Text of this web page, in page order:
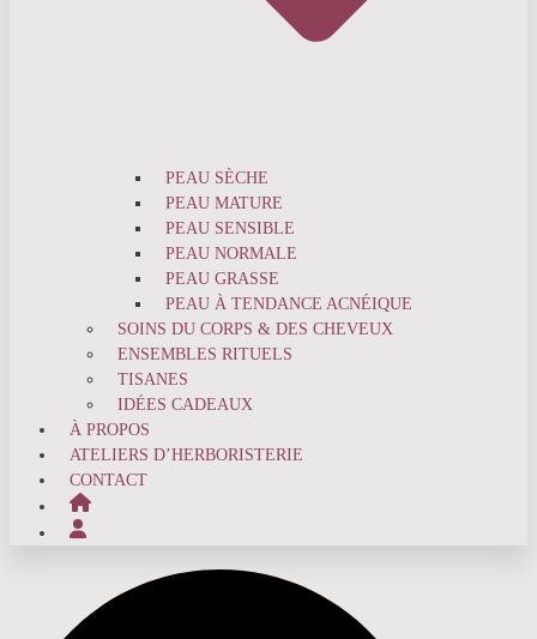
PEAU SÈCHE
PEAU MATURE
PEAU SENSIBLE
PEAU NORMALE
PEAU GRASSE
PEAU À TENDANCE ACNÉIQUE
SOINS DU CORPS & DES CHEVEUX
ENSEMBLES RITUELS
TISANES
IDÉES CADEAUX
À PROPOS
ATELIERS D’HERBORISTERIE
CONTACT